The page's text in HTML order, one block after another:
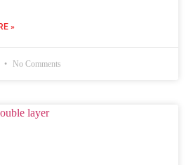
»
No Comments